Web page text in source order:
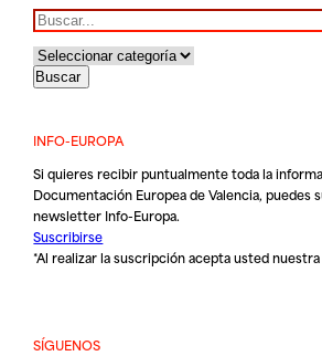
Buscar
INFO-EUROPA
Si quieres recibir puntualmente toda la
Documentación Europea de Valencia, puedes
newsletter Info-Europa.
Suscribirse
*Al realizar la suscripción acepta usted
SÍGUENOS